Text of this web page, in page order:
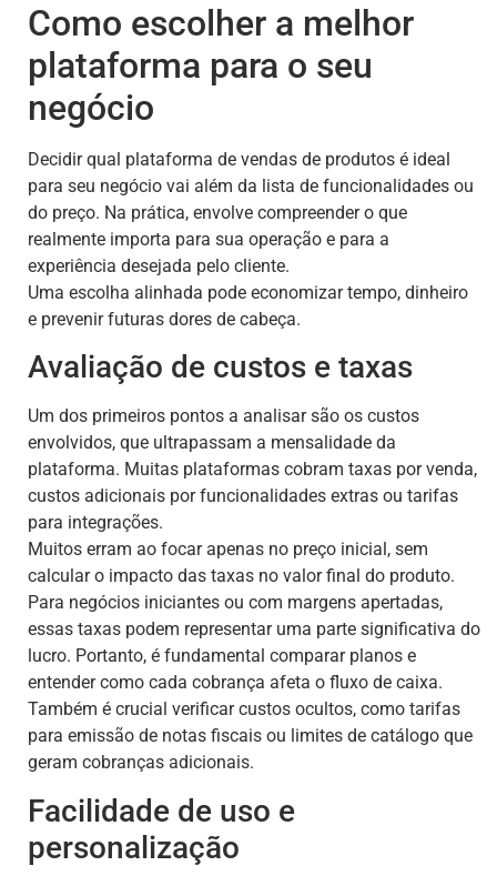
Como escolher a melhor
plataforma para o seu
negócio
Decidir qual plataforma de vendas de produtos é ideal
para seu negócio vai além da lista de funcionalidades ou
do preço. Na prática, envolve compreender o que
realmente importa para sua operação e para a
experiência desejada pelo cliente.
Uma escolha alinhada pode economizar tempo, dinheiro
e prevenir futuras dores de cabeça.
Avaliação de custos e taxas
Um dos primeiros pontos a analisar são os custos
envolvidos, que ultrapassam a mensalidade da
plataforma. Muitas plataformas cobram taxas por venda,
custos adicionais por funcionalidades extras ou tarifas
para integrações.
Muitos erram ao focar apenas no preço inicial, sem
calcular o impacto das taxas no valor final do produto.
Para negócios iniciantes ou com margens apertadas,
essas taxas podem representar uma parte significativa do
lucro. Portanto, é fundamental comparar planos e
entender como cada cobrança afeta o fluxo de caixa.
Também é crucial verificar custos ocultos, como tarifas
para emissão de notas fiscais ou limites de catálogo que
geram cobranças adicionais.
Facilidade de uso e
personalização